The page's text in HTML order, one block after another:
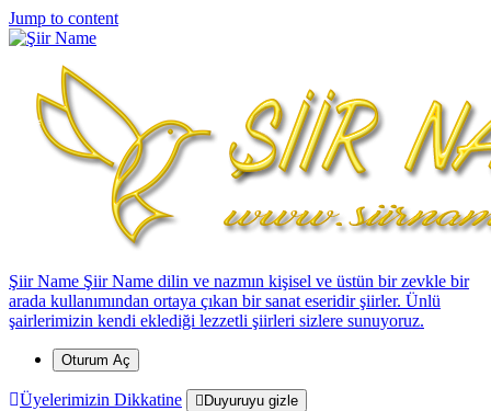
Jump to content
Şiir Name Şiir Name dilin ve nazmın kişisel ve üstün bir zevkle bir
arada kullanımından ortaya çıkan bir sanat eseridir şiirler. Ünlü
şairlerimizin kendi eklediği lezzetli şiirleri sizlere sunuyoruz.
Oturum Aç
Üyelerimizin Dikkatine Duyuruyu gizle
*
*